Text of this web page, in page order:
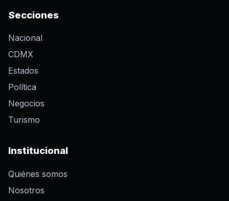
Secciones
Nacional
CDMX
Estados
Política
Negocios
Turismo
Institucional
Quiénes somos
Nosotros